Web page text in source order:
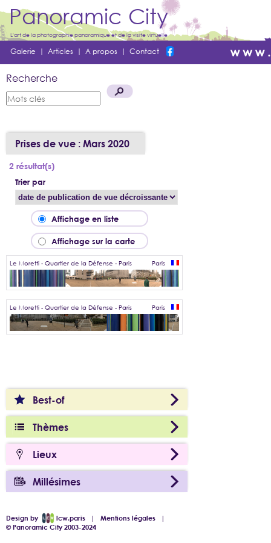
Panoramic City
L'art de la photographie panoramique et de la visite virtuelle
Galerie | Articles | A propos | Contact
Recherche
Best-of
Thèmes
Lieux
Millésimes
Prises de vue : Mars 2020
2 résultat(s)
Trier par
Affichage en liste
Affichage sur la carte
Le Moretti - Quartier de la Défense - Paris Paris
Le Moretti - Quartier de la Défense - Paris Paris
Design by lcw.paris |Mentions légales |
© Panoramic City 2003-2024